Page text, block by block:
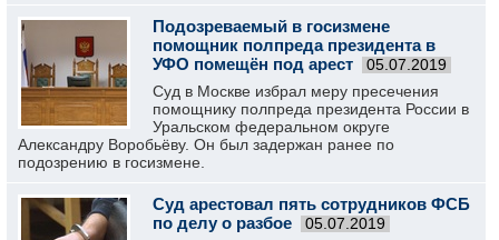
Подозреваемый в госизмене
помощник полпреда президента в
УФО помещён под арест
05.07.2019
Суд в Москве избрал меру пресечения
помощнику полпреда президента России в
Уральском федеральном округе
Александру Воробьёву. Он был задержан ранее по
подозрению в госизмене.
Суд арестовал пять сотрудников ФСБ
по делу о разбое
05.07.2019